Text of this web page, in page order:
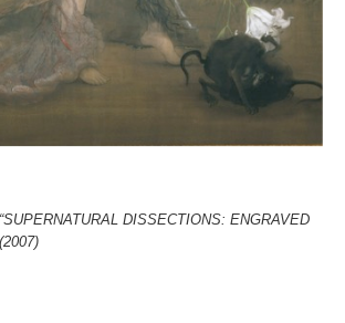
DISSECTIONS: ENGRAVED